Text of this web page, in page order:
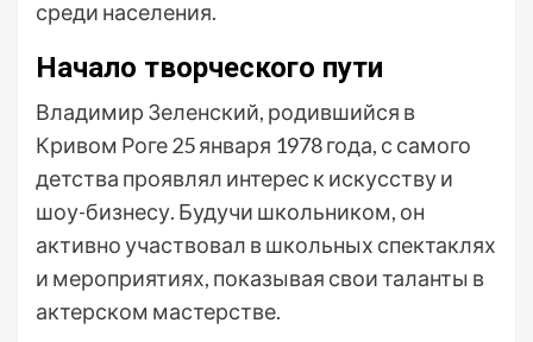
среди населения.
Начало творческого пути
Владимир Зеленский, родившийся в
Кривом Роге 25 января 1978 года, с самого
детства проявлял интерес к искусству и
шоу-бизнесу. Будучи школьником, он
активно участвовал в школьных спектаклях
и мероприятиях, показывая свои таланты в
актерском мастерстве.